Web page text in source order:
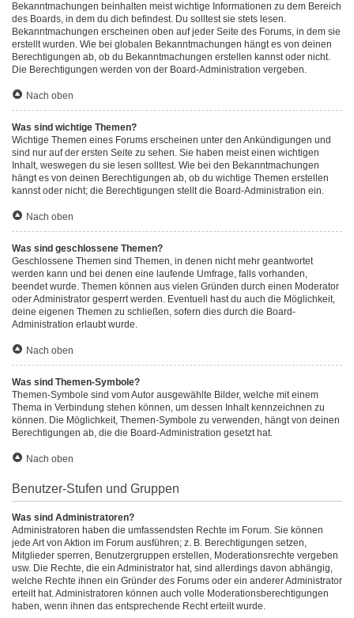
Bekanntmachungen beinhalten meist wichtige Informationen zu dem Bereich
des Boards, in dem du dich befindest. Du solltest sie stets lesen.
Bekanntmachungen erscheinen oben auf jeder Seite des Forums, in dem sie
erstellt wurden. Wie bei globalen Bekanntmachungen hängt es von deinen
Berechtigungen ab, ob du Bekanntmachungen erstellen kannst oder nicht.
Die Berechtigungen werden von der Board-Administration vergeben.
Nach oben
Was sind wichtige Themen?
Wichtige Themen eines Forums erscheinen unter den Ankündigungen und
sind nur auf der ersten Seite zu sehen. Sie haben meist einen wichtigen
Inhalt, weswegen du sie lesen solltest. Wie bei den Bekanntmachungen
hängt es von deinen Berechtigungen ab, ob du wichtige Themen erstellen
kannst oder nicht; die Berechtigungen stellt die Board-Administration ein.
Nach oben
Was sind geschlossene Themen?
Geschlossene Themen sind Themen, in denen nicht mehr geantwortet
werden kann und bei denen eine laufende Umfrage, falls vorhanden,
beendet wurde. Themen können aus vielen Gründen durch einen Moderator
oder Administrator gesperrt werden. Eventuell hast du auch die Möglichkeit,
deine eigenen Themen zu schließen, sofern dies durch die Board-
Administration erlaubt wurde.
Nach oben
Was sind Themen-Symbole?
Themen-Symbole sind vom Autor ausgewählte Bilder, welche mit einem
Thema in Verbindung stehen können, um dessen Inhalt kennzeichnen zu
können. Die Möglichkeit, Themen-Symbole zu verwenden, hängt von deinen
Berechtigungen ab, die die Board-Administration gesetzt hat.
Nach oben
Benutzer-Stufen und Gruppen
Was sind Administratoren?
Administratoren haben die umfassendsten Rechte im Forum. Sie können
jede Art von Aktion im Forum ausführen; z. B. Berechtigungen setzen,
Mitglieder sperren, Benutzergruppen erstellen, Moderationsrechte vergeben
usw. Die Rechte, die ein Administrator hat, sind allerdings davon abhängig,
welche Rechte ihnen ein Gründer des Forums oder ein anderer Administrator
erteilt hat. Administratoren können auch volle Moderationsberechtigungen
haben, wenn ihnen das entsprechende Recht erteilt wurde.